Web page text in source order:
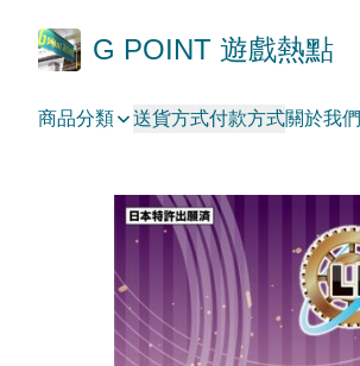
G POINT 遊戲熱點
商品分類 送貨方式付款方式關於我們